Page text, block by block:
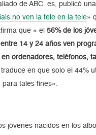
de ABC. es, publicó
no ven la tele en la tele»
que » el 56% de los
14 y 24 años ven
ordenadores, teléfonos,
en que solo el 44%
para tales fines».
jóvenes nacidos en los